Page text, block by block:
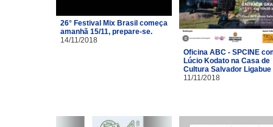
26° Festival Mix Brasil começa
amanhã 15/11, prepare-se.
14/11/2018
Oficina ABC - SPCINE
Lúcio Kodato na Casa de
Cultura Salvador Ligabue
11/11/2018